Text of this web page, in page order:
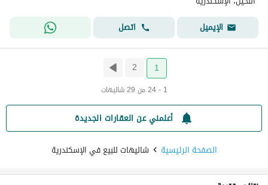
الإيميل
اتصل
1
2
1 - 24 من 29 شاليهات
أعلمني عن العقارات الجديدة
الصفحة الرئيسية
شاليهات للبيع في الإسكندرية